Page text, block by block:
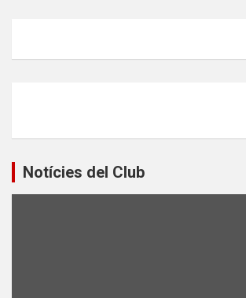
Notícies del Club